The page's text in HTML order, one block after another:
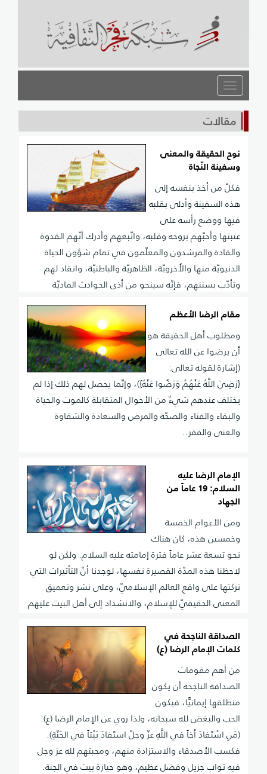
القائمة
مقالات
نوح الحقيقة والمعنى
وسفينة النّجاة
فكلّ من أخذ بنفسه إلى
هذه السفينة وأدلى بقلبه
فيها ووضع رأسه على
عتبتها وأحبّهم بروحه وقلبه، واتّبعهم وأدرك أنّهم القدوة
والقادة والمرشدون والمعلّمون في تمام شؤون الحياة
الدنيويّة منها والأُخرويّة، الظاهريّة والباطنيّة، وانقاد لهم
وتأدّب بسننهم، فإنّه سينجو من أذى الحوادث الماديّة
مقام الرضا الأعظم
ومطلوب أهل الحقيقة هو
أن يرضوا عن الله تعالى
(إشارة لقوله تعالى:
{رَضِيَ اللَّهُ عَنْهُمْ وَرَضُوا عَنْهُ})، وإنّما يحصل لهم ذلك إذا لم
يختلف عندهم شيءٌ من الأحوال المتقابلة كالموت والحياة
والبقاء والفناء والصحّة والمرض والسعادة والشقاوة
والغنى والفقر..
الإمام الرضا عليه
السلام: 19 عاماً من
الجهاد
ومن الأعوام الخمسة
وخمسين هذه، كان هناك
نحو تسعة عشر عاماً فترة إمامته عليه السلام. ولكن لو
لاحظنا هذه المدّة القصيرة نفسها، لوجدنا أنّ التأثيرات التي
تركتها على واقع العالم الإسلاميّ، وعلى نشر وتعميق
المعنى الحقيقيّ للإسلام، والانشداد إلى أهل البيت عليهم
عجيبة وبحراً عميقاً.
الصداقة الناجحة في
كلمات الإمام الرضا (ع)
من أهم مقومات
الصداقة الناجحة أن يكون
منطلقها إيمانيًّا، فيكون
الحب والبغض لله سبحانه، ولذا روي عن الإمام الرضا (ع):
(مَنِ اسْتَفادَ أخاً في اللَّهِ عزّ وجلّ استَفادَ بَيْتاً في الجَنّةِ).
فكسب الأصدقاء والاستزادة منهم، ومحبتهم لله عز وجل
فيه ثواب جزيل وفضل عظيم، وهو حيازة بيت في الجنة.